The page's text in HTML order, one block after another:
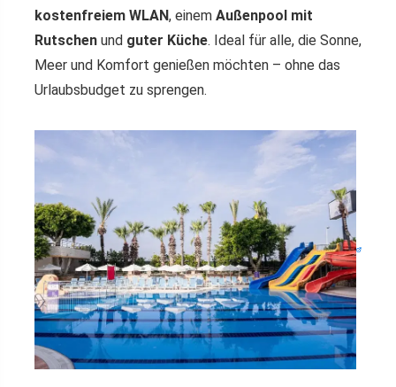
kostenfreiem WLAN, einem Außenpool mit
Rutschen und guter Küche. Ideal für alle, die Sonne,
Meer und Komfort genießen möchten – ohne das
Urlaubsbudget zu sprengen.